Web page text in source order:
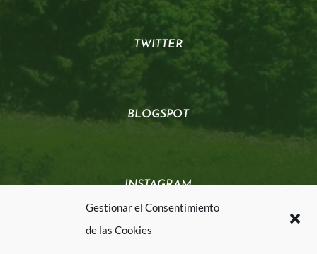
Gestionar el Consentimiento
de las Cookies
TWITTER
BLOGSPOT
INSTAGRAM